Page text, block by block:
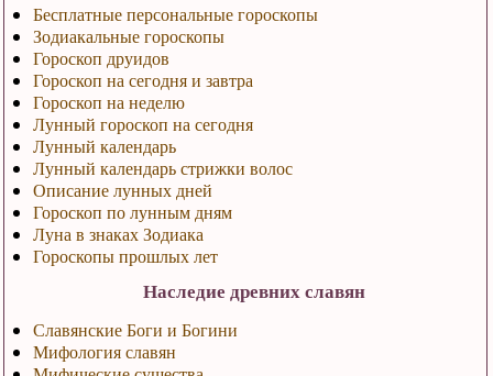
Бесплатные персональные гороскопы
Зодиакальные гороскопы
Гороскоп друидов
Гороскоп на сегодня и завтра
Гороскоп на неделю
Лунный гороскоп на сегодня
Лунный календарь
Лунный календарь стрижки волос
Описание лунных дней
Гороскоп по лунным дням
Луна в знаках Зодиака
Гороскопы прошлых лет
Наследие древних славян
Славянские Боги и Богини
Мифология славян